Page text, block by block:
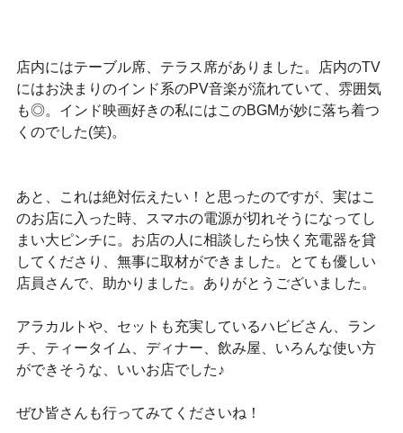
店内にはテーブル席、テラス席がありました。店内のTV
にはお決まりのインド系のPV音楽が流れていて、雰囲気
も◎。インド映画好きの私にはこのBGMが妙に落ち着つ
くのでした(笑)。
あと、これは絶対伝えたい！と思ったのですが、実はこ
のお店に入った時、スマホの電源が切れそうになってし
まい大ピンチに。お店の人に相談したら快く充電器を貸
してくださり、無事に取材ができました。とても優しい
店員さんで、助かりました。ありがとうございました。
アラカルトや、セットも充実しているハビビさん、ラン
チ、ティータイム、ディナー、飲み屋、いろんな使い方
ができそうな、いいお店でした♪
ぜひ皆さんも行ってみてくださいね！